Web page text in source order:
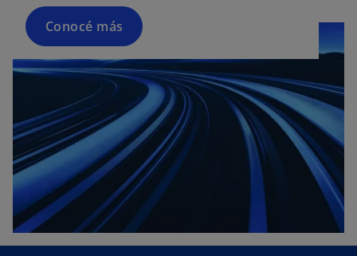
a
n
u
e
v
Conocé más